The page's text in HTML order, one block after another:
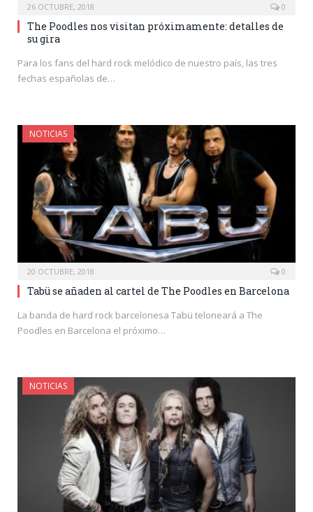
26 OCTUBRE, 2018 0
The Poodles nos visitan próximamente: detalles de
su gira
Para los fans del hard rock melódico de nuestro país, las tres
fechas españolas de…
NOTICIAS
20 OCTUBRE, 2018 0
Tabü se añaden al cartel de The Poodles en Barcelona
La banda de hard rock barcelonesa Tabü teloneará a The
Poodles en Barcelona el próximo…
NOTICIAS